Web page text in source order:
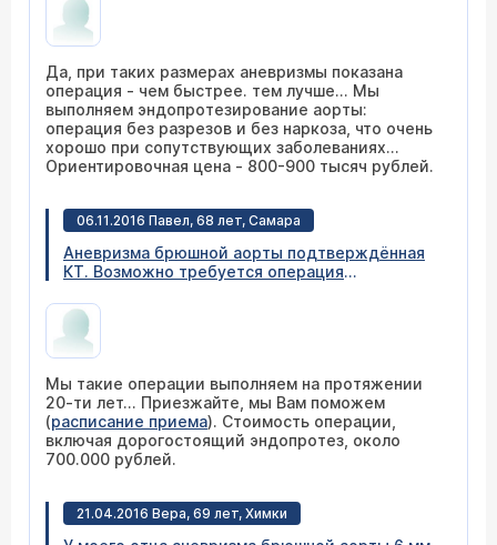
бифуркации, без угрозы разрыва. Нужна
срочная операция. Есть сопутствующие
хронический простатит, обострение.
Эпицистостома (05.2016). Возьмутся ли в
вашей клиники за такую операцию. Если, да,
то какая будет ориентировочно цена и какие
сроки, как быстро возможно сделать такую
операцию. С уважением, Мария.
Да, при таких размерах аневризмы показана
операция - чем быстрее. тем лучше... Мы
выполняем эндопротезирование аорты:
операция без разрезов и без наркоза, что очень
хорошо при сопутствующих заболеваниях...
Ориентировочная цена - 800-900 тысяч рублей.
06.11.2016 Павел, 68 лет, Самара
Аневризма брюшной аорты подтверждённая
КТ. Возможно требуется операция
аорты" платная. Какая стоимость? Куда
обратиться?
Мы такие операции выполняем на протяжении
20-ти лет... Приезжайте, мы Вам поможем
(расписание приема). Стоимость операции,
включая дорогостоящий эндопротез, около
700.000 рублей.
21.04.2016 Вера, 69 лет, Химки